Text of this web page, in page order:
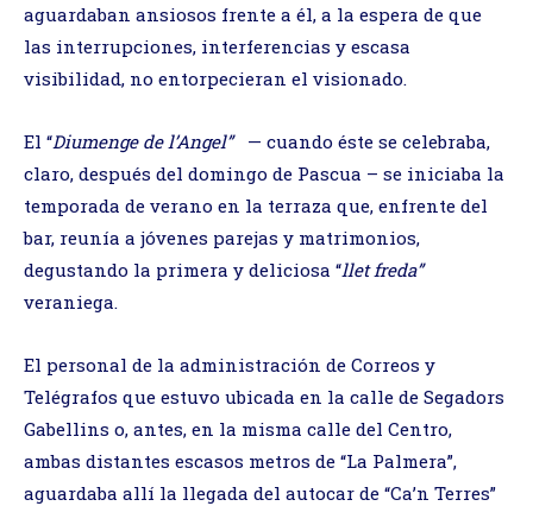
aguardaban ansiosos frente a él, a la espera de que
las interrupciones, interferencias y escasa
visibilidad, no entorpecieran el visionado.
El “Diumenge de l’Angel” — cuando éste se celebraba,
claro, después del domingo de Pascua – se iniciaba la
temporada de verano en la terraza que, enfrente del
bar, reunía a jóvenes parejas y matrimonios,
degustando la primera y deliciosa “llet freda”
veraniega.
El personal de la administración de Correos y
Telégrafos que estuvo ubicada en la calle de Segadors
Gabellins o, antes, en la misma calle del Centro,
ambas distantes escasos metros de “La Palmera”,
aguardaba allí la llegada del autocar de “Ca’n Terres”